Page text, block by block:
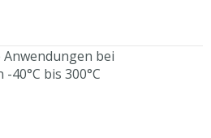
bei
bis 300°C
in: Kühlvitrinen und -